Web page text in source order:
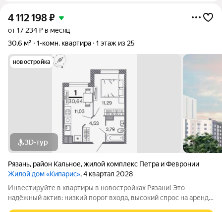
4 112 198₽
от 17 234 ₽ в месяц
30,6 м²
1-комн. квартира 1 этаж из 25
новостройка
3D-тур
Рязань, район Кальное,жилой комплекс Петра и Февронии
Жилой дом «Кипарис», 4 квартал 2028
Инвестируйте в квартиры в новостройках Рязани! Это
надёжный актив: низкий порог входа, высокий спрос на аренду